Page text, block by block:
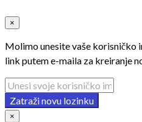
×
Molimo unesite vaše korisničko
link putem e-maila za kreiranje
Zatraži novu lozinku
×